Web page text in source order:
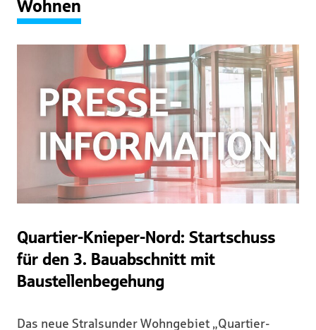
Wohnen
Quartier-Knieper-Nord: Startschuss
für den 3. Bauabschnitt mit
Baustellenbegehung
Das neue Stralsunder Wohngebiet „Quartier-